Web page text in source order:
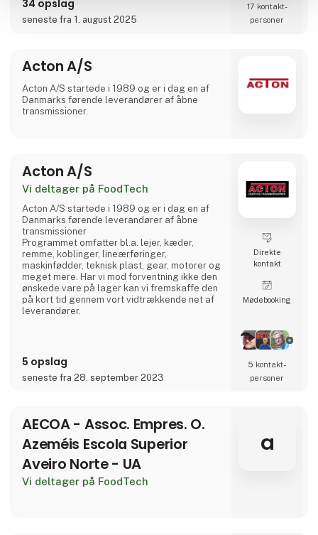
noteret på SIX Swiss Exchange (ABBN) og
Nasdaq Stockholm (ABB). www.abb.com
34 opslag
seneste fra 1. august 2025
17 kontakt­
personer
Acton A/S
Acton A/S startede i 1989 og er i dag en af
Danmarks førende leverandører af åbne
transmissioner.
Acton A/S
Vi deltager på FoodTech
Acton A/S startede i 1989 og er i dag en af
Danmarks førende leverandører af åbne
transmissioner
Programmet omfatter bl.a. lejer, kæder,
remme, koblinger, lineærføringer,
maskinfødder, teknisk plast, gear, motorer og
meget mere. Har vi mod forventning ikke den
ønskede vare på lager kan vi fremskaffe den
på kort tid gennem vort vidtrækkende net af
leverandører.
5 opslag
seneste fra 28. september 2023
Direkte
kontakt
Møde­booking
5 kontakt­
personer
AECOA - Assoc. Empres. O.
Azeméis Escola Superior
Aveiro Norte - UA
Vi deltager på FoodTech
a